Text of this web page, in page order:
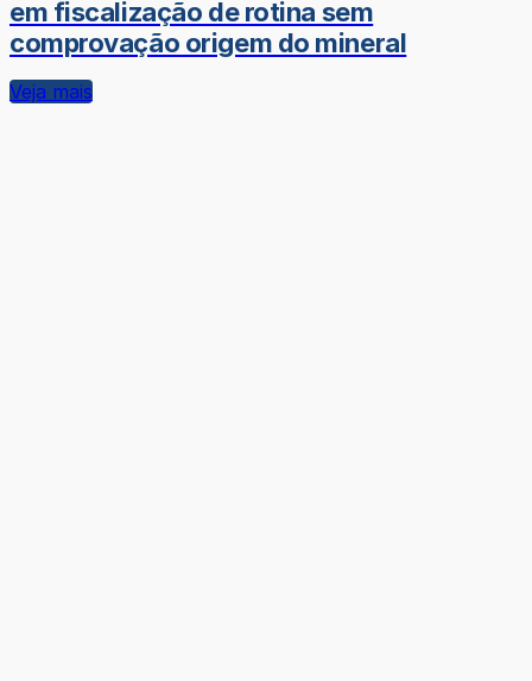
em fiscalização de rotina sem
comprovação origem do mineral
Veja mais